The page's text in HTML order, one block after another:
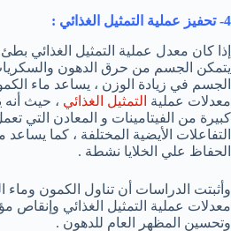
4- تحفيز عملية التمثيل الغذائي :
إذا كان معدل عملية التمثيل الغذائي
يتمكن الجسم من حرق الدهون
الجسم في زيادة الوزن ، يساعد ماء
معدلات عملية التمثيل الغذائي ، حيث
كبيرة من الفيتامينات و المعادن التي
التفاعلات الأيضية المختلفة ، كما
الحفاظ علي الخلايا نشطة .
وأثبتت الدراسات أن تناول الكمون
معدلات عملية التمثيل الغذائي وإنقاص
وتحسين المظهر العام للدهون .